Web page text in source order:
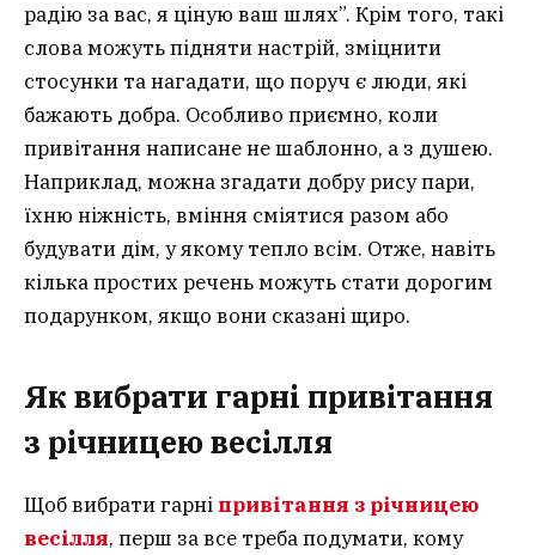
радію за вас, я ціную ваш шлях”. Крім того, такі
слова можуть підняти настрій, зміцнити
стосунки та нагадати, що поруч є люди, які
бажають добра. Особливо приємно, коли
привітання написане не шаблонно, а з душею.
Наприклад, можна згадати добру рису пари,
їхню ніжність, вміння сміятися разом або
будувати дім, у якому тепло всім. Отже, навіть
кілька простих речень можуть стати дорогим
подарунком, якщо вони сказані щиро.
Як вибрати гарні привітання
з річницею весілля
Щоб вибрати гарні привітання з річницею
весілля, перш за все треба подумати, кому